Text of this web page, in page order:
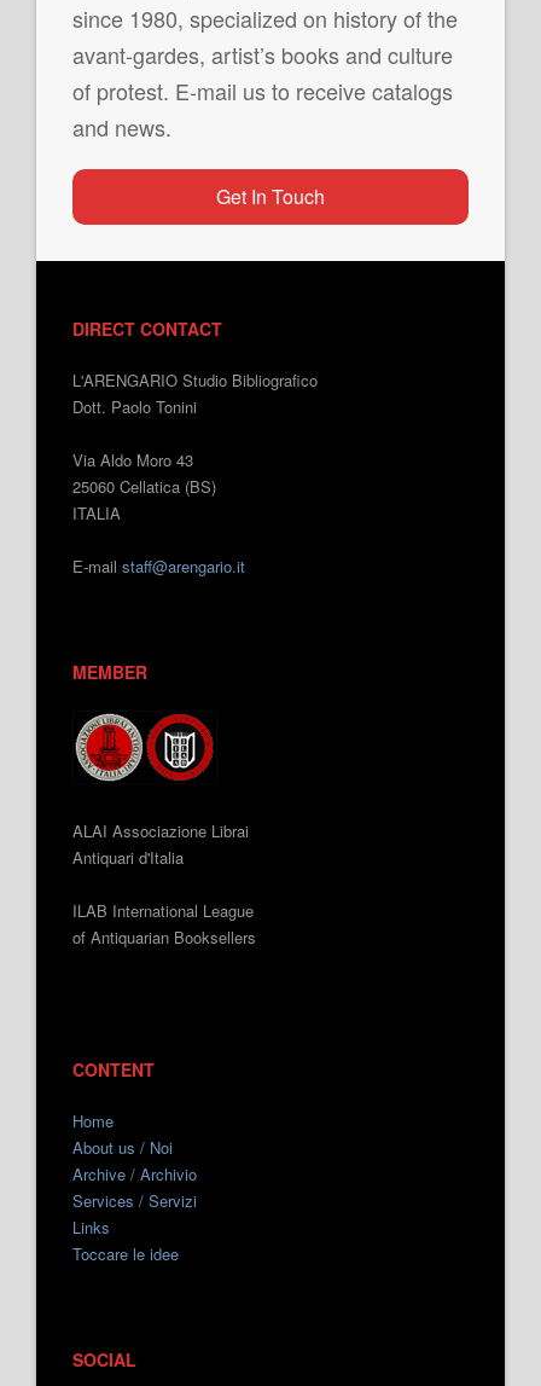
since 1980, specialized on history of the
avant-gardes, artist’s books and culture
of protest. E-mail us to receive catalogs
and news.
Get In Touch
DIRECT CONTACT
L'ARENGARIO Studio Bibliografico
Dott. Paolo Tonini
Via Aldo Moro 43
25060 Cellatica (BS)
ITALIA
E-mail staff@arengario.it
MEMBER
ALAI Associazione Librai
Antiquari d'Italia
ILAB International League
of Antiquarian Booksellers
CONTENT
Home
About us / Noi
Archive / Archivio
Services / Servizi
Links
Toccare le idee
SOCIAL